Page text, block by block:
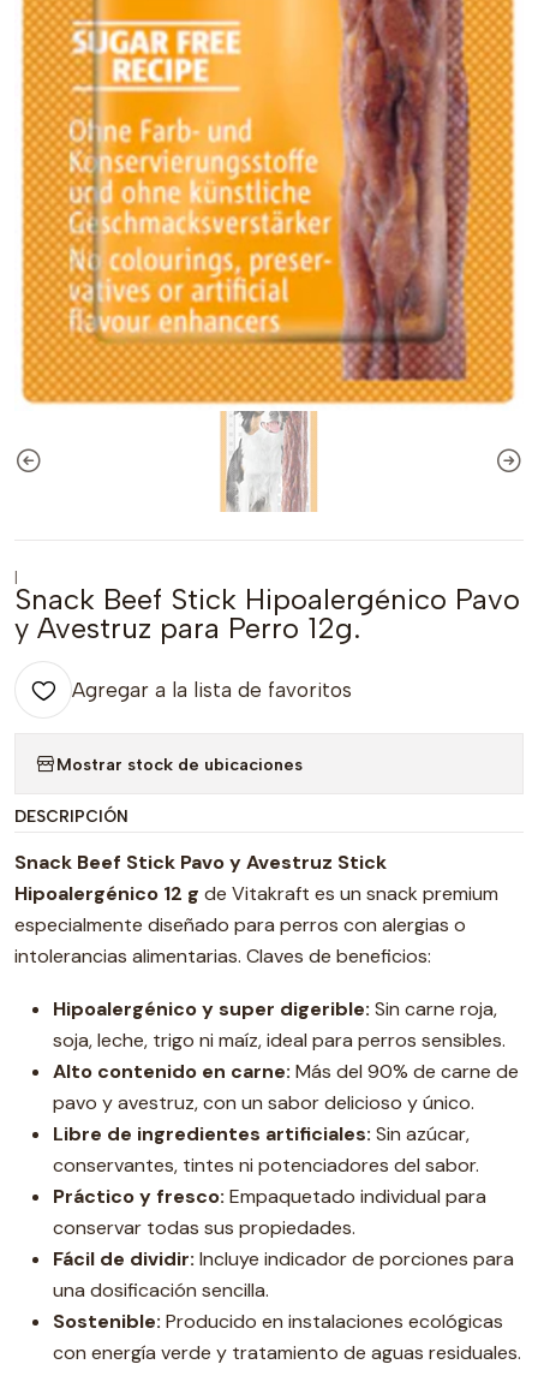
|
Snack Beef Stick Hipoalergénico Pavo
y Avestruz para Perro 12g.
Agregar a la lista de favoritos
Mostrar stock de ubicaciones
DESCRIPCIÓN
Snack Beef Stick Pavo y Avestruz Stick
Hipoalergénico 12 g de Vitakraft es un snack premium
especialmente diseñado para perros con alergias o
intolerancias alimentarias. Claves de beneficios:
Hipoalergénico y super digerible: Sin carne roja,
soja, leche, trigo ni maíz, ideal para perros sensibles.
Alto contenido en carne: Más del 90% de carne de
pavo y avestruz, con un sabor delicioso y único.
Libre de ingredientes artificiales: Sin azúcar,
conservantes, tintes ni potenciadores del sabor.
Práctico y fresco: Empaquetado individual para
conservar todas sus propiedades.
Fácil de dividir: Incluye indicador de porciones para
una dosificación sencilla.
Sostenible: Producido en instalaciones ecológicas
con energía verde y tratamiento de aguas residuales.